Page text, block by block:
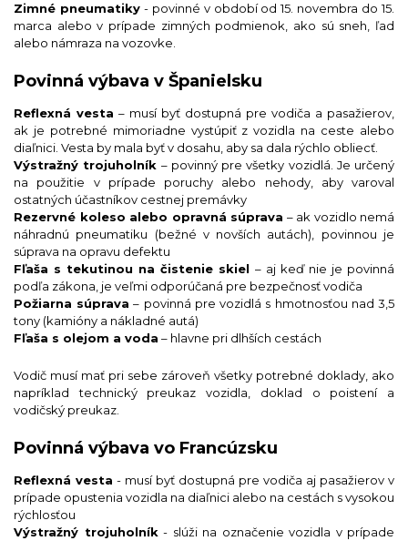
Zimné pneumatiky- povinné v období od 15. novembra do 15.
marca alebo v prípade zimných podmienok, ako sú sneh, ľad
alebo námraza na vozovke.
Povinná výbava v Španielsku
Reflexná vesta – musí byť dostupná pre vodiča a pasažierov,
ak je potrebné mimoriadne vystúpiť z vozidla na ceste alebo
diaľnici. Vesta by mala byť v dosahu, aby sa dala rýchlo obliecť.
Výstražný trojuholník – povinný pre všetky vozidlá. Je určený
na použitie v prípade poruchy alebo nehody, aby varoval
ostatných účastníkov cestnej premávky
Rezervné koleso alebo opravná súprava – ak vozidlo nemá
náhradnú pneumatiku (bežné v novších autách), povinnou je
súprava na opravu defektu
Fľaša s tekutinou na čistenie skiel – aj keď nie je povinná
podľa zákona, je veľmi odporúčaná pre bezpečnosť vodiča
Požiarna súprava – povinná pre vozidlá s hmotnosťou nad 3,5
tony (kamióny a nákladné autá)
Fľaša s olejom a voda – hlavne pri dlhších cestách
Vodič musí mať pri sebe zároveň všetky potrebné doklady, ako
napríklad technický preukaz vozidla, doklad o poistení a
vodičský preukaz.
Povinná výbava vo Francúzsku
Reflexná vesta - musí byť dostupná pre vodiča aj pasažierov v
prípade opustenia vozidla na diaľnici alebo na cestách s vysokou
rýchlosťou
Výstražný trojuholník - slúži na označenie vozidla v prípade